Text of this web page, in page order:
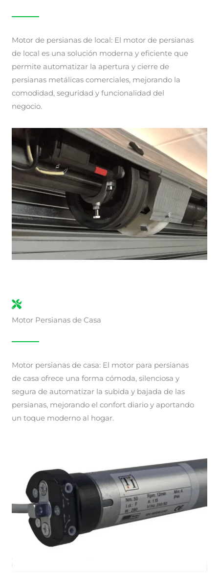
Motor de persianas de local: El motor de persianas
de local es una solución moderna y eficiente que
permite automatizar la apertura y cierre de
persianas metálicas comerciales, mejorando la
comodidad, seguridad y funcionalidad del
negocio.
Motor Persianas de Casa
Motor persianas de casa: El motor para persianas
de casa ofrece una forma cómoda, silenciosa y
segura de automatizar la subida y bajada de las
persianas, mejorando el confort diario y aportando
un toque moderno al hogar.